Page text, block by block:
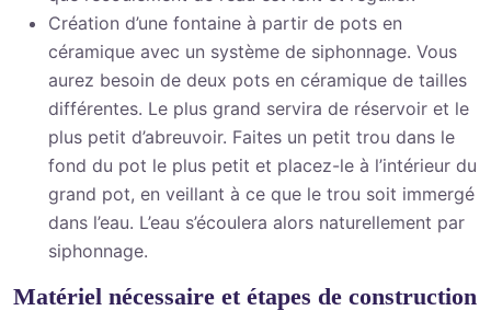
Création d’une fontaine à partir de pots en
céramique avec un système de siphonnage. Vous
aurez besoin de deux pots en céramique de tailles
différentes. Le plus grand servira de réservoir et le
plus petit d’abreuvoir. Faites un petit trou dans le
fond du pot le plus petit et placez-le à l’intérieur du
grand pot, en veillant à ce que le trou soit immergé
dans l’eau. L’eau s’écoulera alors naturellement par
siphonnage.
Matériel nécessaire et étapes de construction